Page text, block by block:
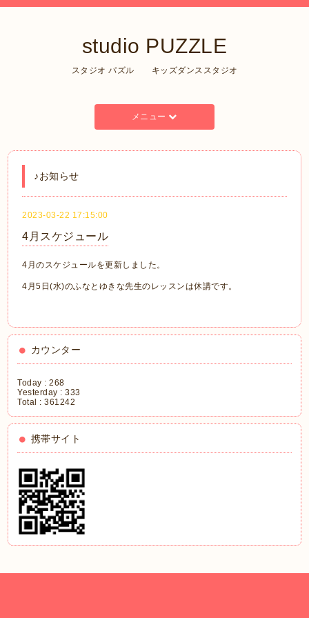
studio PUZZLE
スタジオ パズル キッズダンススタジオ
メニュー
♪お知らせ
2023-03-22 17:15:00
4月スケジュール
4月のスケジュールを更新しました。
4月5日(水)のふなとゆきな先生のレッスンは休講です。
カウンター
Today :268
Yesterday :333
Total :361242
携帯サイト